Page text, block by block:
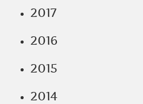
2017
2016
2015
2014